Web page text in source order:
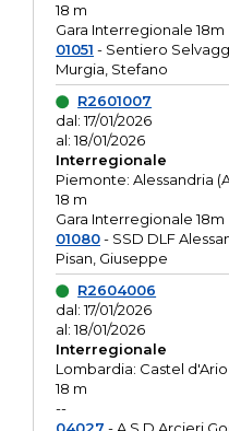
18 m
Gara Interregionale 18m
01051 - Sentiero
Murgia, Stefano
R2601007
dal: 17/01/2026
al: 18/01/2026
Interregionale
Piemonte: Alessandria
18 m
Gara Interregionale 18m
01080- SSD DLF
Pisan, Giuseppe
R2604006
dal: 17/01/2026
al: 18/01/2026
Interregionale
Lombardia: Castel d'Ario
18 m
--